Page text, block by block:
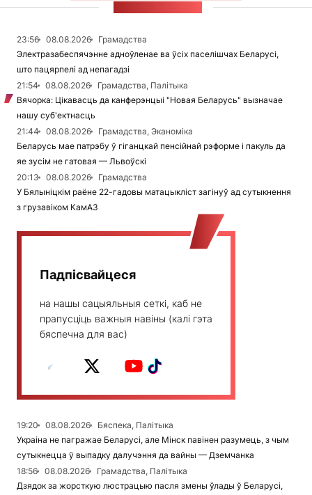
23:56 08.08.2026
Грамадства
Электразабеспячэнне адноўленае ва ўсіх паселішчах Беларусі,
што пацярпелі ад непагадзі
21:54
08.08.2026
Грамадства, Палітыка
Вячорка: Цікавасць да канферэнцыі "Новая Беларусь" вызначае
нашу суб'ектнасць
21:44
08.08.2026
Грамадства, Эканоміка
Беларусь мае патрэбу ў гіганцкай пенсійнай рэформе і пакуль да
яе зусім не гатовая — Львоўскі
20:13
08.08.2026
Грамадства
У Бялыніцкім раёне 22-гадовы матацыкліст загінуў ад сутыкнення
з грузавіком КамАЗ
Падпісвайцеся
на нашы сацыяльныя сеткі, каб не
прапусціць важныя навіны (калі гэта
бяспечна для вас)
19:20 08.08.2026
Бяспека, Палітыка
Украіна не пагражае Беларусі, але Мінск павінен разумець, з чым
сутыкнецца ў выпадку далучэння да вайны — Дземчанка
18:56
08.08.2026
Грамадства, Палітыка
Дзядок за жорсткую люстрацыю пасля змены ўлады ў Беларусі,